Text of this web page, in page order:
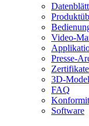
Video-
Presse-
3D-
FAQ
Software